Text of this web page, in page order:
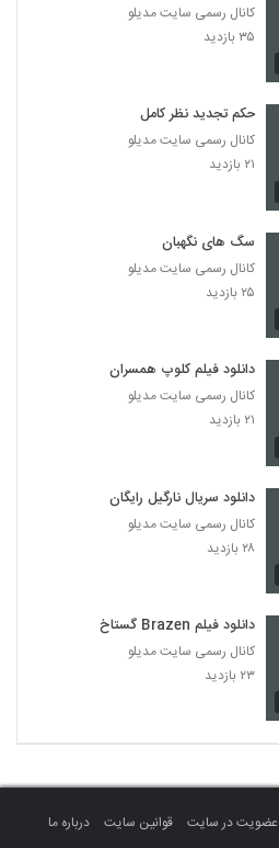
کانال رسمی سایت مدیلو
۳۵ بازدید
حکم تجدید نظر کامل
کانال رسمی سایت مدیلو
۲۱ بازدید
سگ های نگهبان
کانال رسمی سایت مدیلو
۲۵ بازدید
دانلود فیلم کلوپ همسران
کانال رسمی سایت مدیلو
۲۱ بازدید
دانلود سریال نارگیل رایگان
کانال رسمی سایت مدیلو
۲۸ بازدید
دانلود فیلم Brazen گستاخ
کانال رسمی سایت مدیلو
۲۳ بازدید
عضویت در سایت قوانین سایت
درباره ما